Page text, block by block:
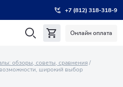
+7 (812) 318-318-9
Онлайн оплата
обзоры, советы, сравнения
широкий выбор